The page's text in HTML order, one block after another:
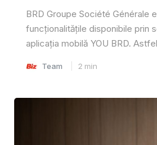
BRD Groupe Société Générale
funcționalitățile disponibile prin
aplicația mobilă YOU BRD.
Team 2 min